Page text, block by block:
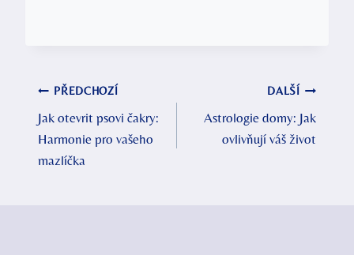
Navigace
pro
příspěvek
PŘEDCHOZÍ
Jak otevrit psovi čakry:
Harmonie pro vašeho
mazlíčka
DALŠÍ
Astrologie domy: Jak
ovlivňují váš život